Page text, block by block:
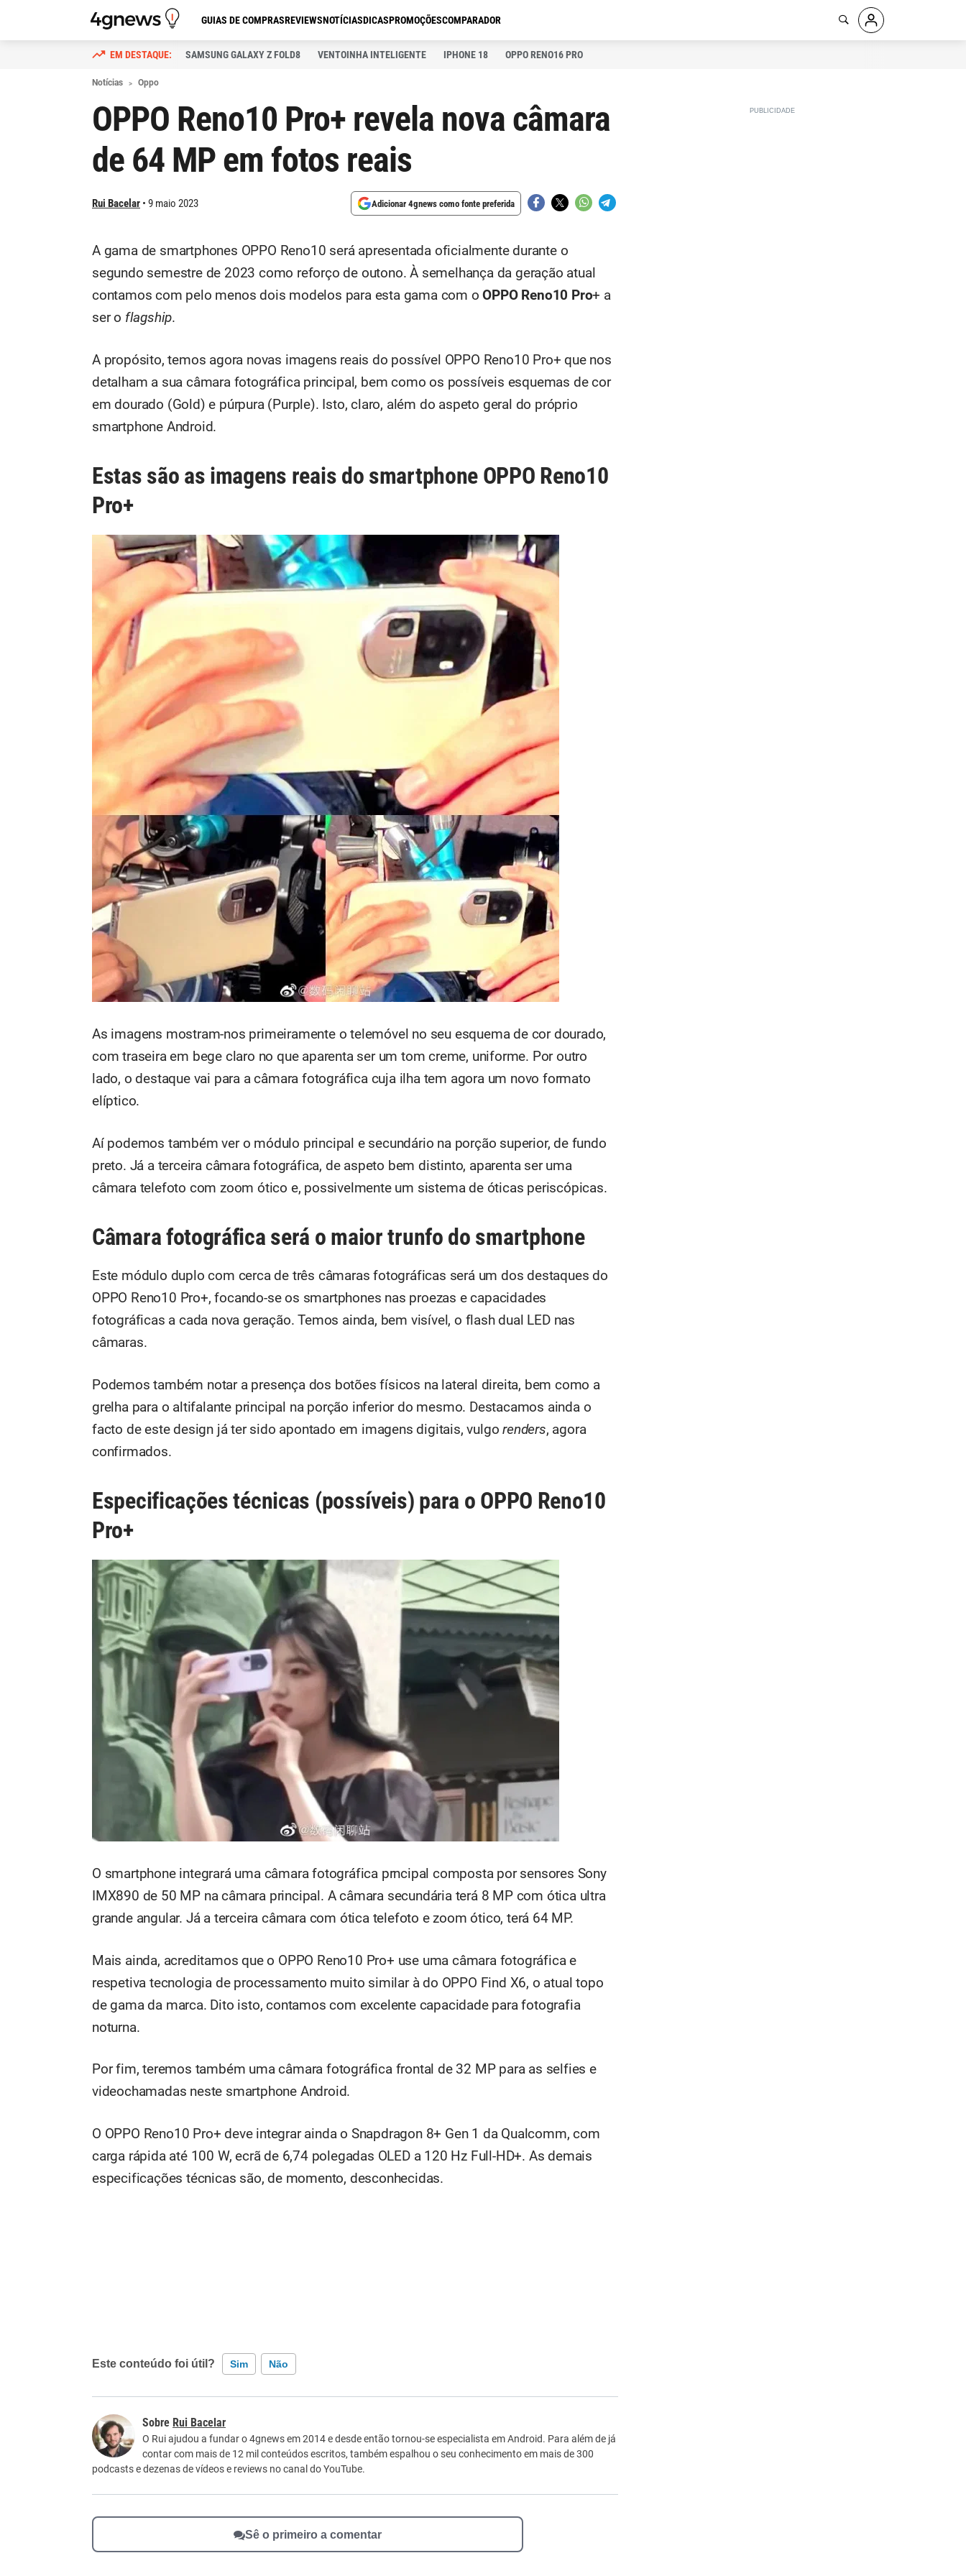
GUIAS DE COMPRASREVIEWSNOTÍCIASDICASPROMOÇÕESCOMPARADOR
SAMSUNG GALAXY Z FOLD8 VENTOINHA INTELIGENTE IPHONE 18 OPPO RENO16 PRO
Notícias Oppo
OPPO Reno10 Pro+ revela nova câmara
de 64 MP em fotos reais
Rui Bacelar 9 maio 2023 Adicionar 4gnews como fonte preferida
A gama de smartphones OPPO Reno10 será apresentada oficialmente durante o
segundo semestre de 2023 como reforço de outono. À semelhança da geração atual
contamos com pelo menos dois modelos para esta gama com oOPPO Reno10 Pro+ a
ser o flagship.
A propósito, temos agora novas imagens reais do possível OPPO Reno10 Pro+ que nos
detalham a sua câmara fotográfica principal, bem como os possíveis esquemas de cor
em dourado (Gold) e púrpura (Purple). Isto, claro, além do aspeto geral do próprio
smartphone Android.
Estas são as imagens reais do smartphone OPPO Reno10
Pro+
As imagens mostram-nos primeiramente o telemóvel no seu esquema de cor dourado,
com traseira em bege claro no que aparenta ser um tom creme, uniforme. Por outro
lado, o destaque vai para a câmara fotográfica cuja ilha tem agora um novo formato
elíptico.
Aí podemos também ver o módulo principal e secundário na porção superior, de fundo
preto. Já a terceira câmara fotográfica, de aspeto bem distinto, aparenta ser uma
câmara telefoto com zoom ótico e, possivelmente um sistema de óticas periscópicas.
Câmara fotográfica será o maior trunfo do smartphone
Este módulo duplo com cerca de três câmaras fotográficas será um dos destaques do
OPPO Reno10 Pro+, focando-se os smartphones nas proezas e capacidades
fotográficas a cada nova geração. Temos ainda, bem visível, o flash dual LED nas
câmaras.
Podemos também notar a presença dos botões físicos na lateral direita, bem como a
grelha para o altifalante principal na porção inferior do mesmo. Destacamos ainda o
facto de este design já ter sido apontado em imagens digitais, vulgorenders, agora
confirmados.
Especificações técnicas (possíveis) para o OPPO Reno10
Pro+
O smartphone integrará uma câmara fotográfica prncipal composta por sensores Sony
IMX890 de 50 MP na câmara principal. A câmara secundária terá 8 MP com ótica ultra
grande angular. Já a terceira câmara com ótica telefoto e zoom ótico, terá 64 MP.
Mais ainda, acreditamos que o OPPO Reno10 Pro+ use uma câmara fotográfica e
respetiva tecnologia de processamento muito similar à do OPPO Find X6, o atual topo
de gama da marca. Dito isto, contamos com excelente capacidade para fotografia
noturna.
Por fim, teremos também uma câmara fotográfica frontal de 32 MP para as selfies e
videochamadas neste smartphone Android.
O OPPO Reno10 Pro+ deve integrar ainda o Snapdragon 8+ Gen 1 da Qualcomm, com
carga rápida até 100 W, ecrã de 6,74 polegadas OLED a 120 Hz Full-HD+. As demais
especificações técnicas são, de momento, desconhecidas.
Este conteúdo foi útil? Sim Não
Este conteúdo não tem a informação que procuro
Outro
Rui Bacelar
O Rui ajudou a fundar o 4gnews em 2014 e desde então tornou-se especialista em Android. Para além de já
contar com mais de 12 mil conteúdos escritos, também espalhou o seu conhecimento em mais de 300
podcasts e dezenas de vídeos e reviews no canal do YouTube.
Sê o primeiro a comentar